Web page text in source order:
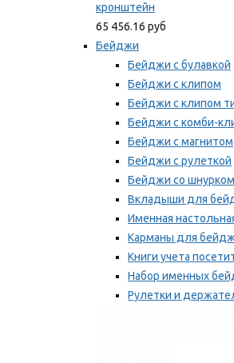
кронштейн
65 456.16 руб
Бейджи
Бейджи с булавкой
Бейджи с клипом
Бейджи с клипом
Бейджи с комби-
Бейджи с магнитом
Бейджи с рулеткой
Бейджи со шнурком
Вкладыши для
Именная
Карманы для
Книги учета
Набор именных
Рулетки и